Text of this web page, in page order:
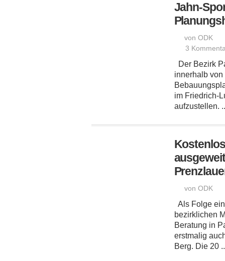
Jahn-
von ODK
3
Der Bezirk
innerhalb
im Friedrich-
aufzustellen.
von ODK
Als Folge
bezirklichen
Beratung in
erstmalig
Berg. Die 20